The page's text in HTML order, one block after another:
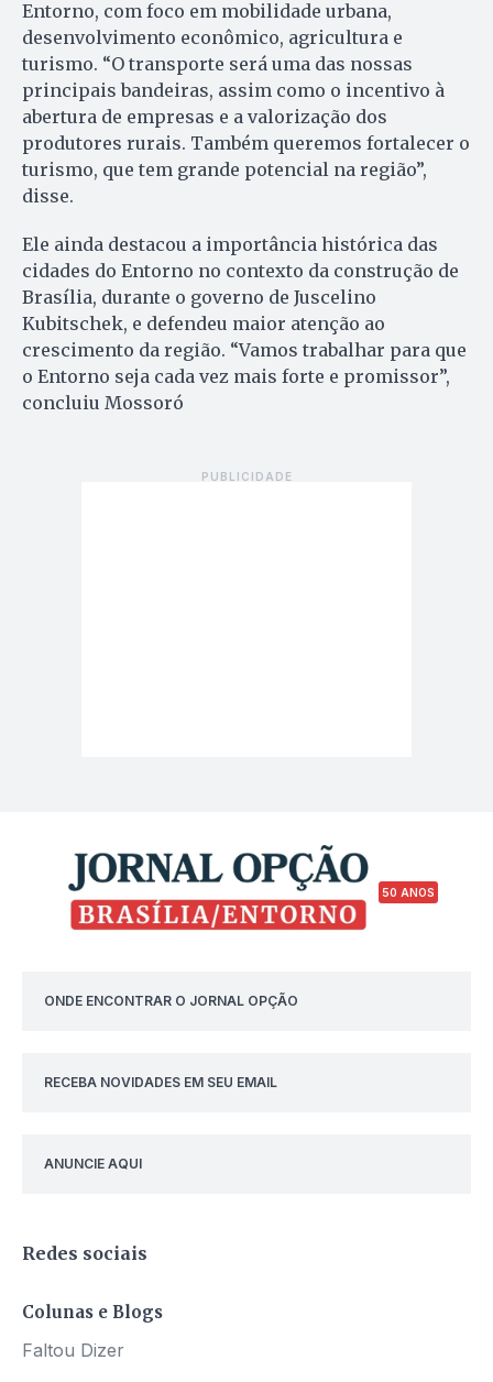
Entorno, com foco em mobilidade urbana,
desenvolvimento econômico, agricultura e
turismo. “O transporte será uma das nossas
principais bandeiras, assim como o incentivo à
abertura de empresas e a valorização dos
produtores rurais. Também queremos fortalecer o
turismo, que tem grande potencial na região”,
disse.
Ele ainda destacou a importância histórica das
cidades do Entorno no contexto da construção de
Brasília, durante o governo de Juscelino
Kubitschek, e defendeu maior atenção ao
crescimento da região. “Vamos trabalhar para que
o Entorno seja cada vez mais forte e promissor”,
concluiu Mossoró
50 ANOS
ONDE ENCONTRAR O JORNAL OPÇÃO
RECEBA NOVIDADES EM SEU EMAIL
ANUNCIE AQUI
Redes sociais
Colunas e Blogs
Faltou Dizer